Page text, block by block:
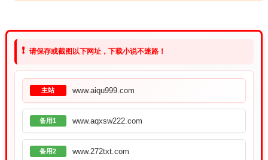
❗ 请保存或截图以下网址，下载小说不迷路！
主站 www.aiqu999.com
备用1 www.aqxsw222.com
备用2 www.272txt.com